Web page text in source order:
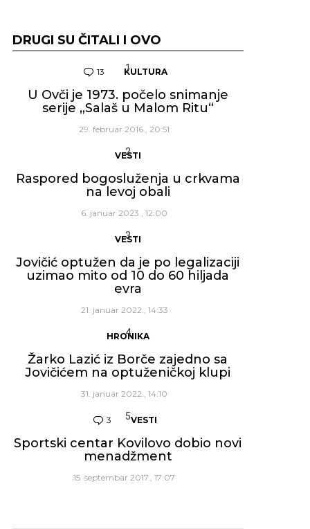
DRUGI SU ČITALI I OVO
13 Komentara
KULTURA
U Ovči je 1973. počelo snimanje
serije „Salaš u Malom Ritu“
29. februar 2016., 20:51
VESTI
Raspored bogosluženja u crkvama
na levoj obali
6. januar 2023., 12:00
VESTI
Jovičić optužen da je po legalizaciji
uzimao mito od 10 do 60 hiljada
evra
21. januar 2022., 14:33
HRONIKA
Žarko Lazić iz Borče zajedno sa
Jovičićem na optuženičkoj klupi
31. januar 2022., 14:10
3 Komentara
VESTI
Sportski centar Kovilovo dobio novi
menadžment
15. septembar 2017., 17:07